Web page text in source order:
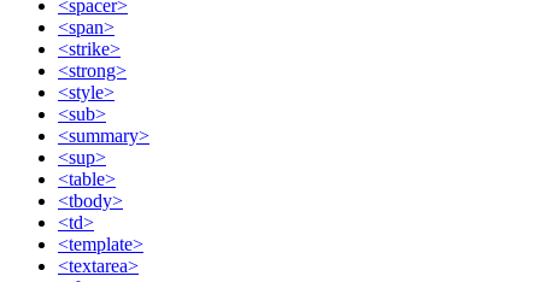
<spacer>
<span>
<strike>
<strong>
<style>
<sub>
<summary>
<sup>
<table>
<tbody>
<td>
<template>
<textarea>